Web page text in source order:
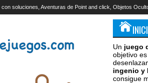
soluciones, Aventuras de Point and click, Objetos
Un juego
objetivo
ingenio y
consigue